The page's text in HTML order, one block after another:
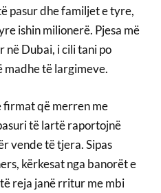
pasur dhe familjet e tyre,
ishin milionerë. Pjesa më
në Dubai, i cili tani po
madhe të largimeve.
që merren me
të lartë raportojnë
vende të tjera. Sipas
kërkesat nga banorët e
reja janë rritur me mbi